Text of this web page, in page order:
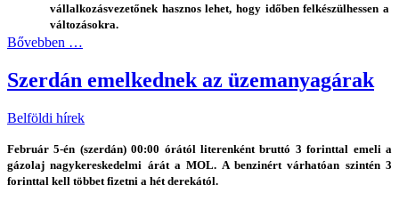
vállalkozásvezetőnek hasznos lehet, hogy időben felkészülhessen a
változásokra.
Bővebben …
Szerdán emelkednek az üzemanyagárak
Belföldi hírek
Február 5-én (szerdán) 00:00 órától literenként bruttó 3 forinttal emeli a
gázolaj nagykereskedelmi árát a MOL. A benzinért várhatóan szintén 3
forinttal kell többet fizetni a hét derekától.